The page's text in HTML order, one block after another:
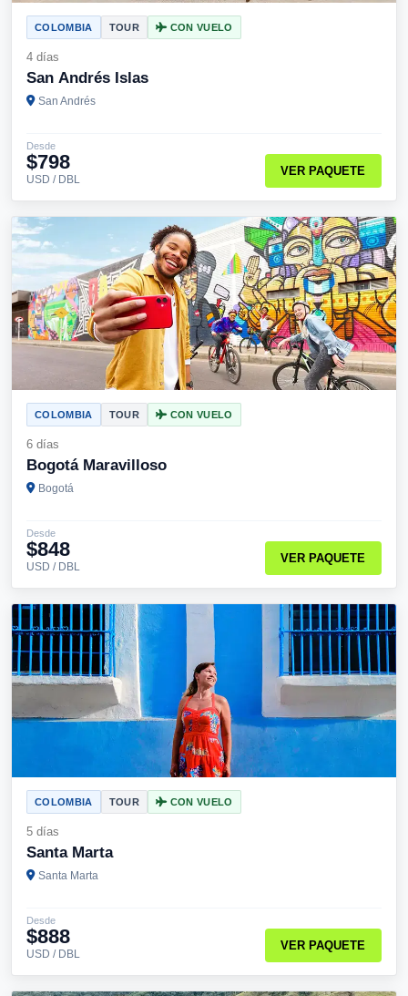
COLOMBIA TOUR CON VUELO
4 días
San Andrés Islas
San Andrés
Desde
$798
USD / DBL
VER PAQUETE
COLOMBIA TOUR CON VUELO
6 días
Bogotá Maravilloso
Bogotá
Desde
$848
USD / DBL
VER PAQUETE
COLOMBIA TOUR CON VUELO
5 días
Santa Marta
Santa Marta
Desde
$888
USD / DBL
VER PAQUETE